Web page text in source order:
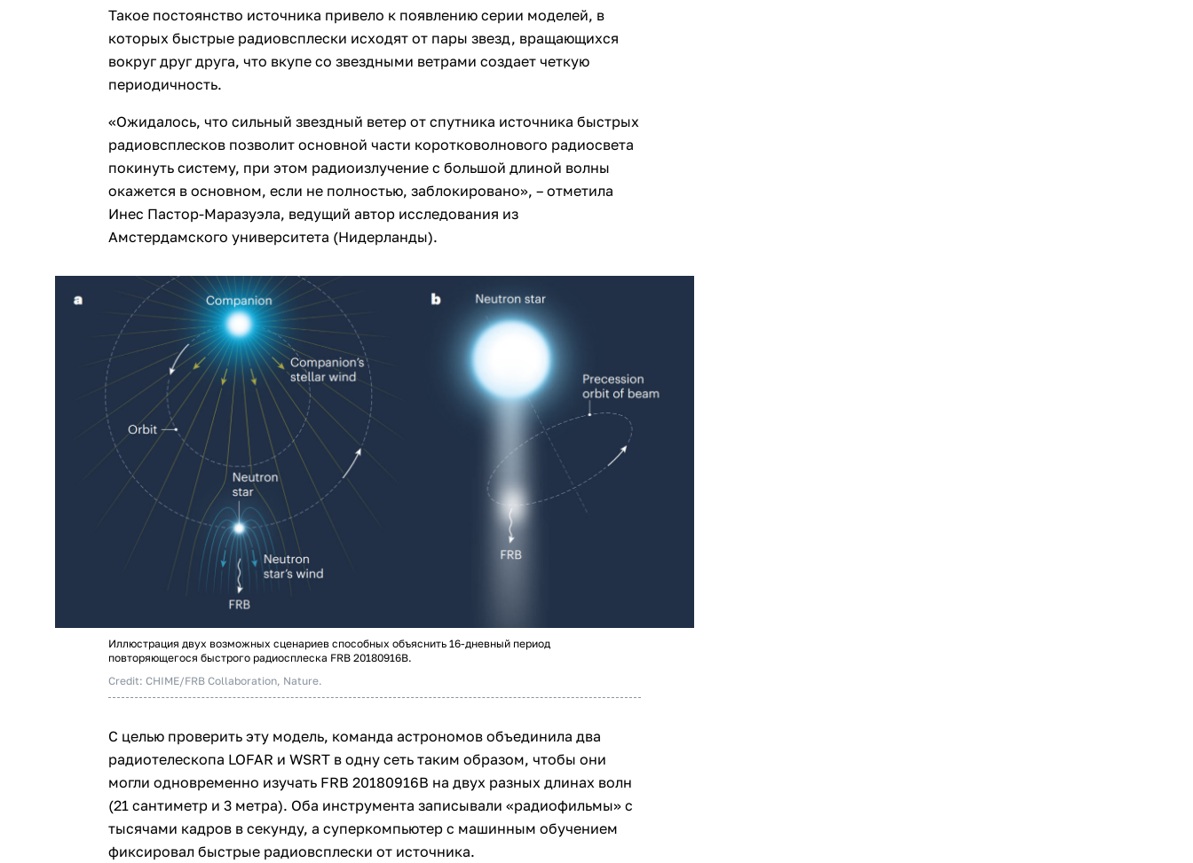
Такое постоянство источника привело к появлению серии моделей, в
которых быстрые радиовсплески исходят от пары звезд, вращающихся
вокруг друг друга, что вкупе со звездными ветрами создает четкую
периодичность.
«Ожидалось, что сильный звездный ветер от спутника источника быстрых
радиовсплесков позволит основной части коротковолнового радиосвета
покинуть систему, при этом радиоизлучение с большой длиной волны
окажется в основном, если не полностью, заблокировано», – отметила
Инес Пастор-Маразуэла, ведущий автор исследования из
Амстердамского университета (Нидерланды).
Иллюстрация двух возможных сценариев способных объяснить 16-дневный период
повторяющегося быстрого радиосплеска FRB 20180916B.
Credit: CHIME/FRB Collaboration, Nature.
С целью проверить эту модель, команда астрономов объединила два
радиотелескопа LOFAR и WSRT в одну сеть таким образом, чтобы они
могли одновременно изучать FRB 20180916B на двух разных длинах волн
(21 сантиметр и 3 метра). Оба инструмента записывали «радиофильмы» с
тысячами кадров в секунду, а суперкомпьютер с машинным обучением
фиксировал быстрые радиовсплески от источника.